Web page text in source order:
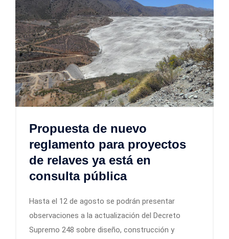
Propuesta de nuevo
reglamento para proyectos
de relaves ya está en
consulta pública
Hasta el 12 de agosto se podrán presentar
observaciones a la actualización del Decreto
Supremo 248 sobre diseño, construcción y